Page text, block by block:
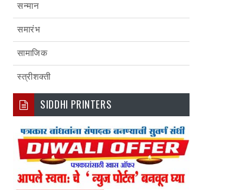
सन्मान
समारंभ
सामाजिक
स्त्रीशक्ती
SIDDHI PRINTERS